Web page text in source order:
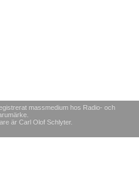
massmedium hos Radio- och
är Carl Olof Schlyter.